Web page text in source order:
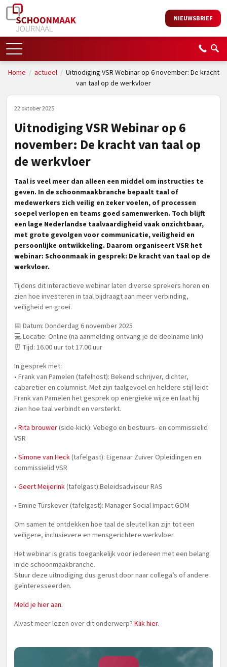
NIEUWSBRIEF
Home / actueel/ Uitnodiging VSR Webinar op 6 november: De kracht
van taal op de werkvloer
22 oktober 2025
Uitnodiging VSR Webinar op 6
november: De kracht van taal op
de werkvloer
Taal is veel meer dan alleen een middel om instructies te
geven. In de schoonmaakbranche bepaalt taal of
medewerkers zich veilig en zeker voelen, of processen
soepel verlopen en teams goed samenwerken. Toch blijft
een lage Nederlandse taalvaardigheid vaak onzichtbaar,
met grote gevolgen voor communicatie, veiligheid en
persoonlijke ontwikkeling. Daarom organiseert VSR het
webinar: Schoonmaak in gesprek: De kracht van taal op de
werkvloer.
Tijdens dit interactieve webinar laten diverse sprekers horen en
zien hoe investeren in taal bijdraagt aan meer verbinding,
veiligheid en groei.
📅 Datum: Donderdag 6 november 2025
💻 Locatie: Online (na aanmelding ontvang je de deelname link)
⏰ Tijd: 16.00 uur tot 17.00 uur
In gesprek met:
• Frank van Pamelen (tafelhost): Bekend schrijver, dichter,
cabaretier en columnist. Met zijn taalgevoel en heldere stijl leidt
Frank van Pamelen het gesprek op energieke wijze en laat hij
zien hoe taal verbindt en versterkt.
• Rita brouwer(side-kick): Vebego en bestuurs- en commissielid
VSR
• Simone van Heck(tafelgast): Eigenaar Zuiver Opleidingen en
commissielid VSR
• Geert Meijerink(tafelgast):Beleidsadviseur RAS
• Emine Türskever (tafelgast): Manager Social Impact GOM
Om samen te ontdekken hoe taal de sleutel kan zijn tot een
veiligere, inclusievere en mensgerichtere werkvloer.
Het webinar is gratis toegankelijk voor iedereen met een belang
in de schoonmaakbranche.
Stuur deze uitnodiging dus gerust door naar collega’s of andere
geïnteresseerden.
Meld je hier aan.
Alvast meer lezen over dit onderwerp? Klik hier.